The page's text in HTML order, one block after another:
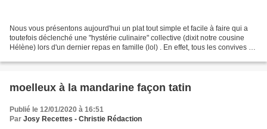
Nous vous présentons aujourd'hui un plat tout simple et facile à faire qui a
toutefois déclenché une "hystérie culinaire" collective (dixit notre cousine
Hélène) lors d'un dernier repas en famille (lol) . En effet, tous les convives se
moelleux à la mandarine façon tatin
Publié le 12/01/2020 à 16:51
Par Josy Recettes - Christie Rédaction